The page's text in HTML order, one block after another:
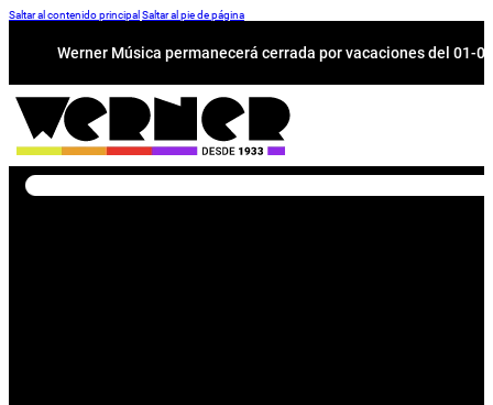
Saltar al contenido principal Saltar al pie de página
Werner Música permanecerá cerrada por vacaciones del 01-
Buscar